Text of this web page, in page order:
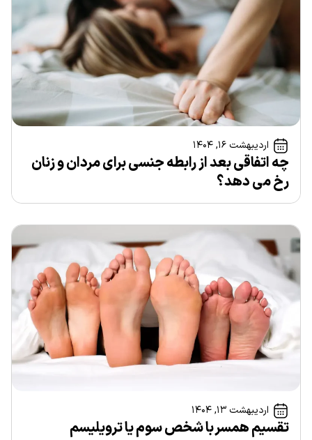
اردیبهشت ۱۶, ۱۴۰۴
چه اتفاقی بعد از رابطه جنسی برای مردان و زنان
رخ می دهد؟
اردیبهشت ۱۳, ۱۴۰۴
تقسیم همسر با شخص سوم یا ترویلیسم